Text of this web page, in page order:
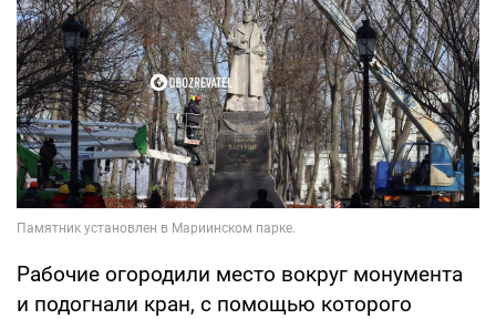
Рабочие огородили место вокруг монумента
и подогнали кран, с помощью которого